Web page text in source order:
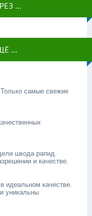
...
...
самые свежие
шкода рапид.
и качестве.
идеальном качестве.
уникальны